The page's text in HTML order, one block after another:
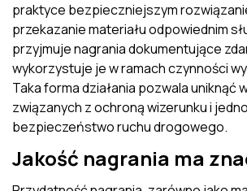
praktyce bezpieczniejszym
przekazanie materiału odpowiednim
przyjmuje nagrania dokumentujące
wykorzystuje je w ramach czynności
Taka forma działania pozwala uniknąć
związanych z ochroną wizerunku i
bezpieczeństwo ruchu drogowego.
Jakość nagrania ma